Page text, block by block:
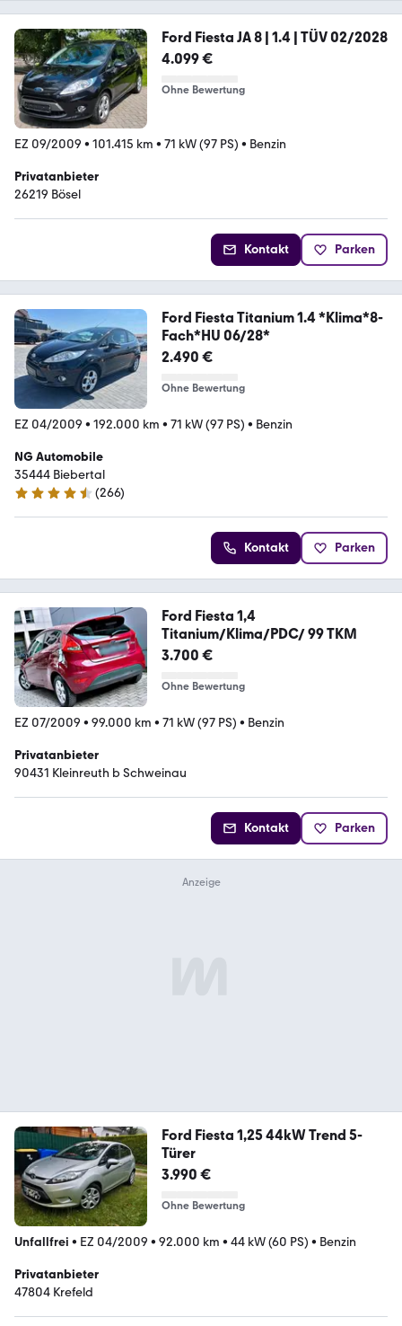
Ford Fiesta JA 8 | 1.4 | TÜV 02/2028
4.099 €
Ohne Bewertung
EZ 09/2009 • 101.415 km • 71 kW (97 PS) • Benzin
Privatanbieter
26219 Bösel
Kontakt Parken
Ford Fiesta Titanium 1.4 *Klima*8-
Fach*HU 06/28*
2.490 €
Ohne Bewertung
EZ 04/2009 • 192.000 km • 71 kW (97 PS) • Benzin
NG Automobile
35444 Biebertal
4.7 Sterne
(266)
Kontakt Parken
Ford Fiesta 1,4
Titanium/Klima/PDC/ 99 TKM
3.700 €
Ohne Bewertung
EZ 07/2009 • 99.000 km • 71 kW (97 PS) • Benzin
Privatanbieter
90431 Kleinreuth b Schweinau
Kontakt Parken
Ford Fiesta 1,25 44kW Trend 5-
Türer
3.990 €
Ohne Bewertung
Unfallfrei • EZ 04/2009 • 92.000 km • 44 kW (60 PS) • Benzin
Privatanbieter
47804 Krefeld